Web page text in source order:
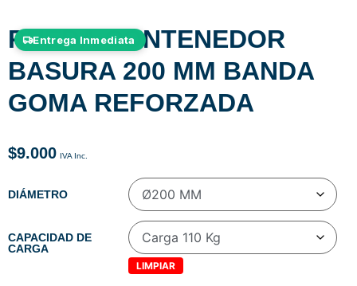
Entrega Inmediata
RUEDA CONTENEDOR
BASURA 200 MM BANDA
GOMA REFORZADA
$9.000
DIÁMETRO
CAPACIDAD DE
CARGA
LIMPIAR